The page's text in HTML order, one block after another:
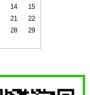
14
15
21
22
28
29